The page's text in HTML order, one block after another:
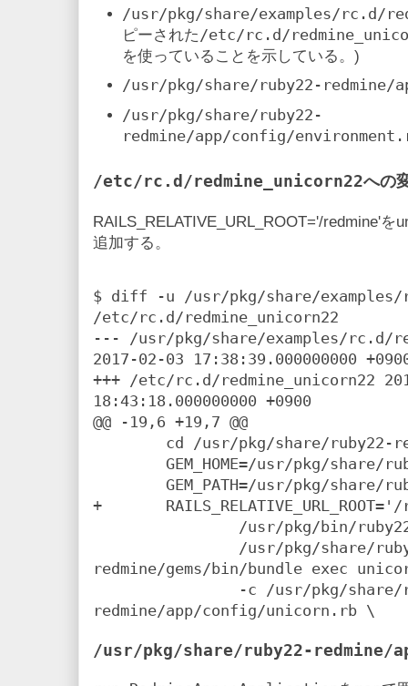
/usr/pkg/share/examples/rc.d/
ピーされた /etc/rc.d/
を使っていることを示している。)
/usr/pkg/share/ruby22-redmine/
/usr/pkg/share/ruby22-
redmine/app/config/
/etc/rc.d/redmine_unicorn22への
RAILS_RELATIVE_URL_ROOT='/redmine'を
追加する。
$ diff -u /usr/pkg/share/examples/
/etc/rc.d/redmine_unicorn22
--- /usr/pkg/share/examples/rc.d/
2017-02-03 17:38:39.000000000
+++ /etc/rc.d/redmine_unicorn22
18:43:18.000000000 +0900
@@ -19,6 +19,7 @@
+
redmine/gems/bin/bundle exec
/usr/pkg/share/ruby22-redmine/